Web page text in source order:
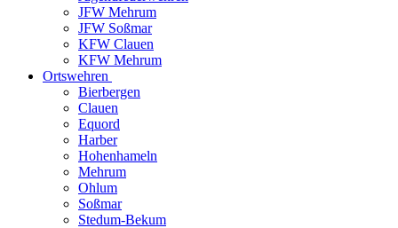
JFW Mehrum
JFW Soßmar
KFW Clauen
KFW Mehrum
Ortswehren
Bierbergen
Clauen
Equord
Harber
Hohenhameln
Mehrum
Ohlum
Soßmar
Stedum-Bekum